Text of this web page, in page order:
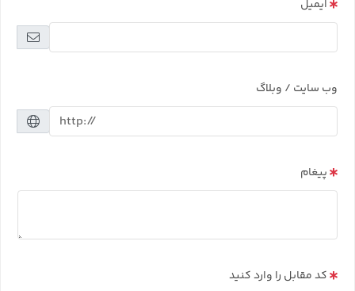
ایمیل
وب سایت / وبلاگ
پیغام
کد مقابل را وارد کنید